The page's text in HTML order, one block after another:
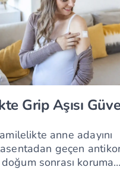
Grip Aşısı
anne adayını
geçen
sonrası koruma